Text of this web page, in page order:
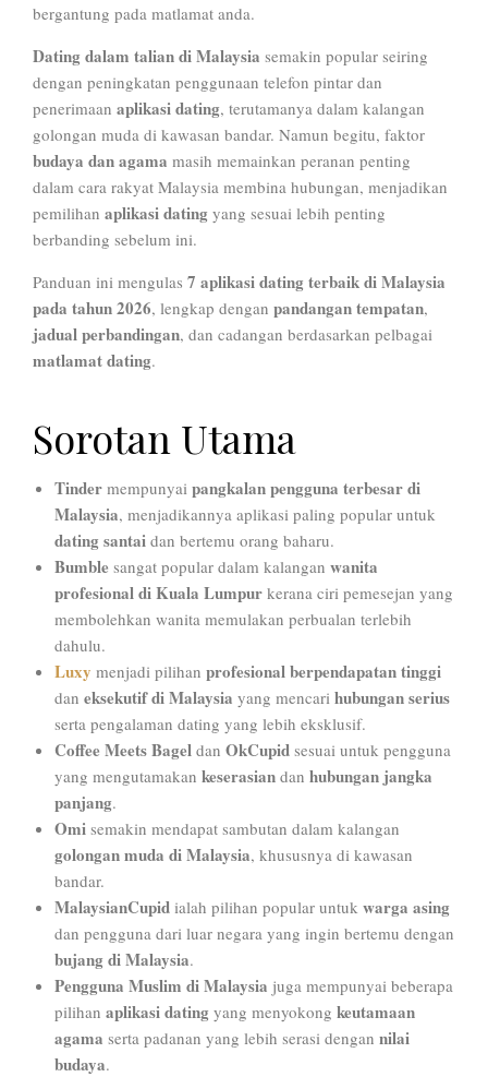
bergantung pada matlamat anda.
Dating dalam talian di Malaysia semakin popular seiring
dengan peningkatan penggunaan telefon pintar dan
penerimaan aplikasi dating, terutamanya dalam kalangan
golongan muda di kawasan bandar. Namun begitu, faktor
budaya dan agama masih memainkan peranan penting
dalam cara rakyat Malaysia membina hubungan, menjadikan
pemilihan aplikasi dating yang sesuai lebih penting
berbanding sebelum ini.
Panduan ini mengulas 7 aplikasi dating terbaik di Malaysia
pada tahun 2026, lengkap dengan pandangan tempatan,
jadual perbandingan, dan cadangan berdasarkan pelbagai
matlamat dating.
Sorotan Utama
Tinder mempunyai pangkalan pengguna terbesar di
Malaysia, menjadikannya aplikasi paling popular untuk
dating santai dan bertemu orang baharu.
Bumble sangat popular dalam kalangan wanita
profesional di Kuala Lumpur kerana ciri pemesejan yang
membolehkan wanita memulakan perbualan terlebih
dahulu.
Luxy menjadi pilihan profesional berpendapatan tinggi
dan eksekutif di Malaysia yang mencari hubungan serius
serta pengalaman dating yang lebih eksklusif.
Coffee Meets Bagel dan OkCupid sesuai untuk pengguna
yang mengutamakan keserasian dan hubungan jangka
panjang.
Omi semakin mendapat sambutan dalam kalangan
golongan muda di Malaysia, khususnya di kawasan
bandar.
MalaysianCupid ialah pilihan popular untuk warga asing
dan pengguna dari luar negara yang ingin bertemu dengan
bujang di Malaysia.
Pengguna Muslim di Malaysia juga mempunyai beberapa
pilihan aplikasi dating yang menyokong keutamaan
agama serta padanan yang lebih serasi dengan nilai
budaya.